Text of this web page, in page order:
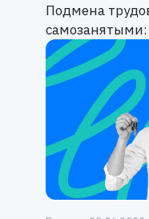
Подмена